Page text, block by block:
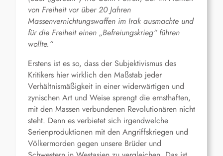
von Freiheit vor über 20 Jahren
Massenvernichtungswaffen im Irak ausmachte und
für die Freiheit einen „Befreiungskrieg“ führen
wollte.“
Erstens ist es so, dass der Subjektivismus des
Kritikers hier wirklich den Maßstab jeder
Verhältnismäßigkeit in einer widerwärtigen und
zynischen Art und Weise sprengt die ernsthaften,
mit den Massen verbundenen Revolutionären nicht
steht. Denn es verbietet sich irgendwelche
Serienproduktionen mit den Angriffskriegen und
Völkermorden gegen unsere Brüder und